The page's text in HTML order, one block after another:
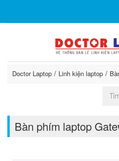
Doctor Laptop Linh kiện laptop
Bàn phím laptop